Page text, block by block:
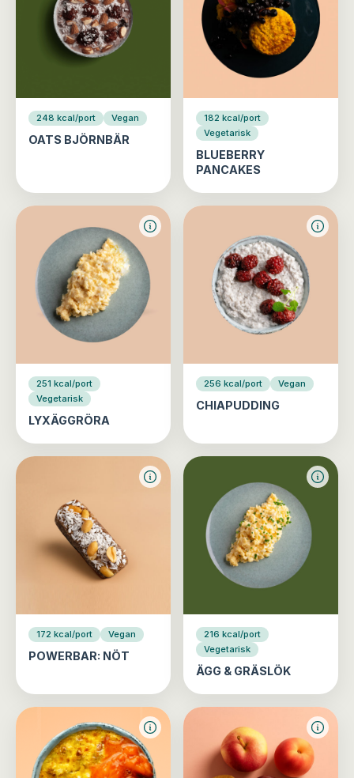
248 kcal/port Vegan
OATS BJÖRNBÄR
182 kcal/port
Vegetarisk
BLUEBERRY
PANCAKES
251 kcal/port
Vegetarisk
LYXÄGGRÖRA
256 kcal/port Vegan
CHIAPUDDING
172 kcal/port Vegan
POWERBAR: NÖT
216 kcal/port
Vegetarisk
ÄGG & GRÄSLÖK